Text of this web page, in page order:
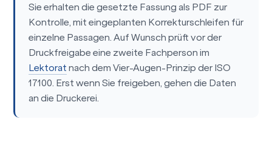
Sie erhalten die gesetzte Fassung als PDF zur
Kontrolle, mit eingeplanten Korrekturschleifen für
einzelne Passagen. Auf Wunsch prüft vor der
Druckfreigabe eine zweite Fachperson im
Lektorat nach dem Vier-Augen-Prinzip der ISO
17100. Erst wenn Sie freigeben, gehen die Daten
an die Druckerei.